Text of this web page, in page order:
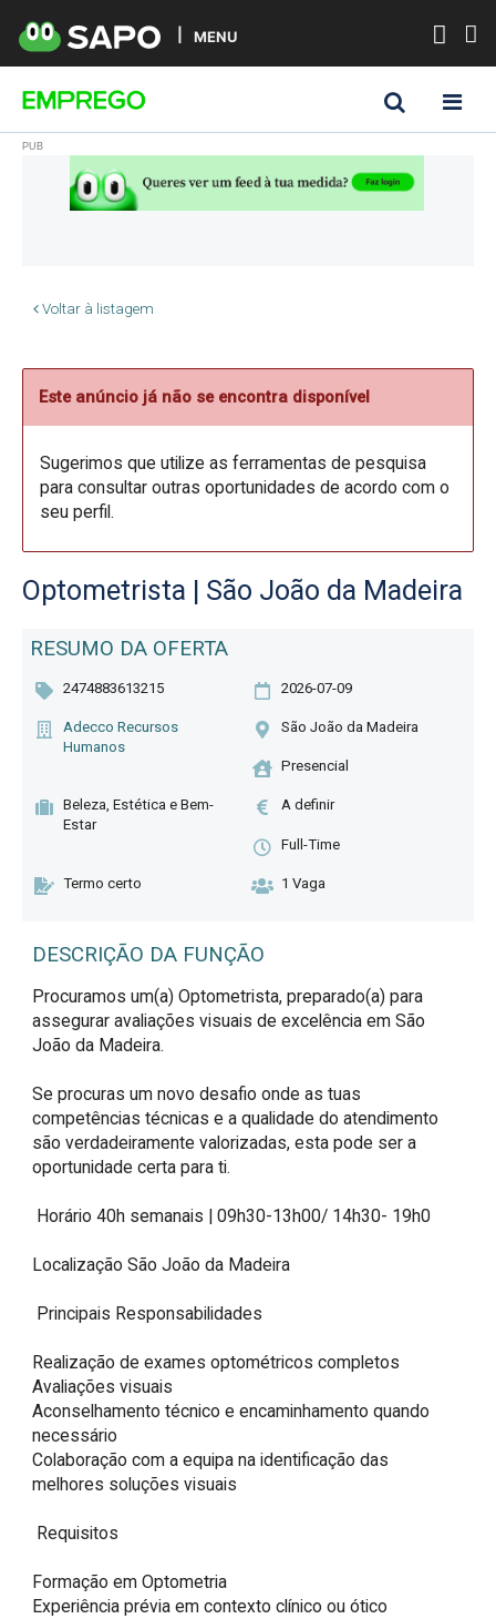
MENU
Voltar à listagem
Este anúncio já não se encontra disponível
Sugerimos que utilize as ferramentas de pesquisa
para consultar outras oportunidades de acordo com o
seu perfil.
Optometrista | São João da Madeira
RESUMO DA OFERTA
2474883613215 2026-07-09
Adecco Recursos
Humanos
São João da Madeira
Presencial
Beleza, Estética e Bem-
Estar
A definir
Full-Time
Termo certo 1 Vaga
DESCRIÇÃO DA FUNÇÃO
Procuramos um(a) Optometrista, preparado(a) para
assegurar avaliações visuais de excelência em São
João da Madeira.
Se procuras um novo desafio onde as tuas
competências técnicas e a qualidade do atendimento
são verdadeiramente valorizadas, esta pode ser a
oportunidade certa para ti.
Localização São João da Madeira
Realização de exames optométricos completos
Avaliações visuais
Aconselhamento técnico e encaminhamento quando
necessário
Colaboração com a equipa na identificação das
melhores soluções visuais
Formação em Optometria
Experiência prévia em contexto clínico ou ótico